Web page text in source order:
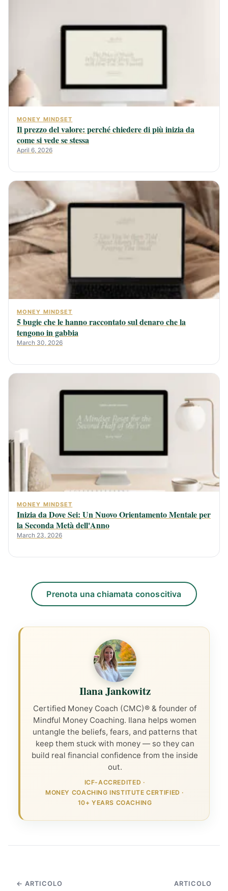
MONEY MINDSET
Il prezzo del valore: perché chiedere di più inizia da
come si vede se stessa
April 6, 2026
MONEY MINDSET
5 bugie che le hanno raccontato sul denaro che la
tengono in gabbia
March 30, 2026
MONEY MINDSET
Inizia da Dove Sei: Un Nuovo Orientamento Mentale per
la Seconda Metà dell'Anno
March 23, 2026
Prenota una chiamata conoscitiva
Ilana Jankowitz
Certified Money Coach (CMC)® & founder of
Mindful Money Coaching. Ilana helps women
untangle the beliefs, fears, and patterns that
keep them stuck with money — so they can
build real financial confidence from the inside
out.
ICF-ACCREDITED ·
MONEY COACHING INSTITUTE CERTIFIED ·
10+ YEARS COACHING
← ARTICOLO
ARTICOLO